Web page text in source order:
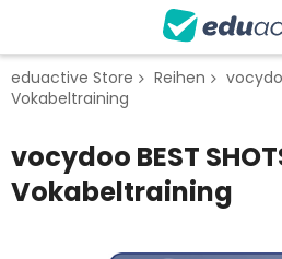
eduactive Store Reihen
Vokabeltraining
vocydoo BEST
Vokabeltraining